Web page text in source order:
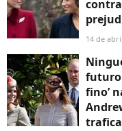
14 de
futuro
fino’